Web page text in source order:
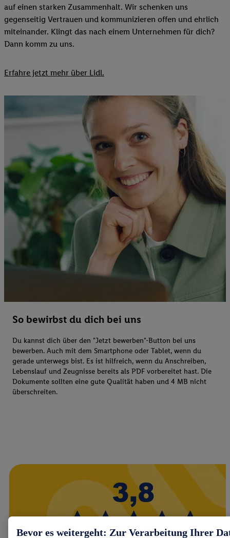
auf einen starken Zusammenhalt. Wir schenken uns
gegenseitig Vertrauen und kommunizieren offen und ehrlich
miteinander. Klingt das nach einem Unternehmen für dich?
Dann komm zu uns.​
Erfahre jetzt mehr über Lidl.
So bewirbst du dich bei uns
Du kannst dich über den "Jetzt bewerben"-Button bei uns
bewerben. Auch mit dem Smartphone oder Tablet, wenn du
gerade unterwegs bist. Es ist hilfreich, wenn du Anschreiben,
Lebenslauf und Zeugnisse bereits als PDF vorbereitet hast. Die
Dokumente sollten eine gute Qualität haben und 4 MB nicht
überschreiten.
Bevor es weitergeht: Zur Verarbeitung Ihrer